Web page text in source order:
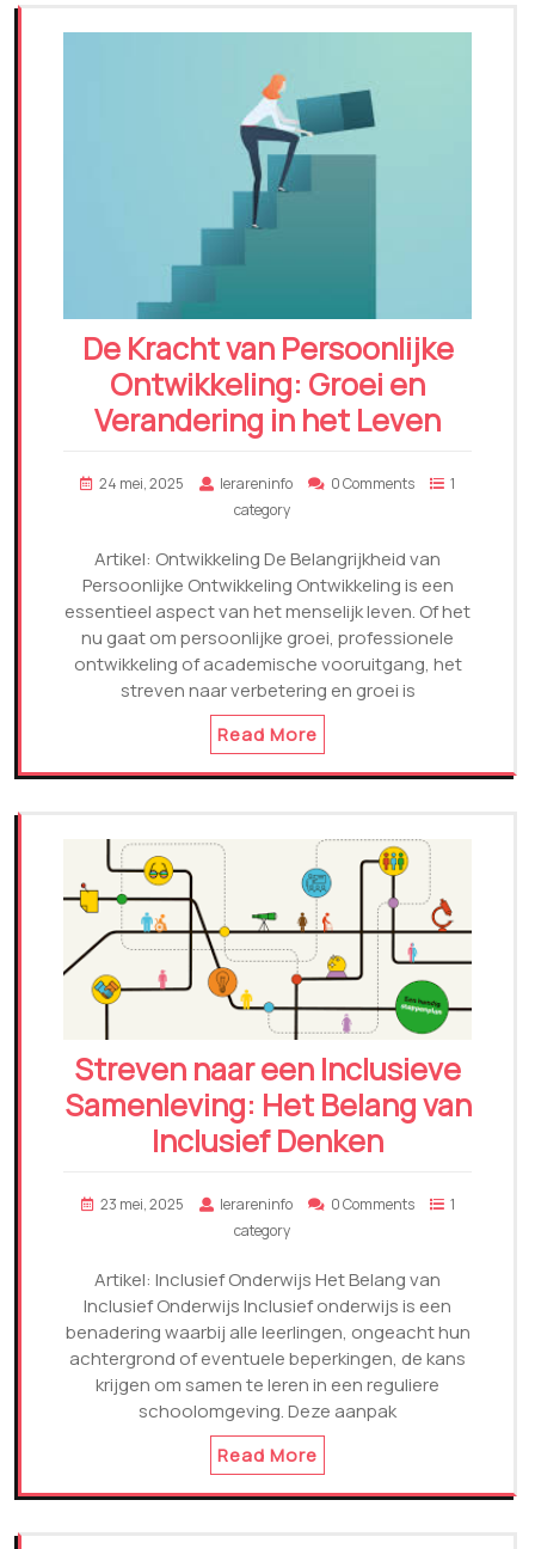
De Kracht van Persoonlijke
Ontwikkeling: Groei en
Verandering in het Leven
24 mei, 2025 lerareninfo 0 Comments
1
category
Artikel: Ontwikkeling De Belangrijkheid van
Persoonlijke Ontwikkeling Ontwikkeling is een
essentieel aspect van het menselijk leven. Of het
nu gaat om persoonlijke groei, professionele
ontwikkeling of academische vooruitgang, het
streven naar verbetering en groei is
Read More
Streven naar een Inclusieve
Samenleving: Het Belang van
Inclusief Denken
23 mei, 2025 lerareninfo 0 Comments
1
category
Artikel: Inclusief Onderwijs Het Belang van
Inclusief Onderwijs Inclusief onderwijs is een
benadering waarbij alle leerlingen, ongeacht hun
achtergrond of eventuele beperkingen, de kans
krijgen om samen te leren in een reguliere
schoolomgeving. Deze aanpak
Read More